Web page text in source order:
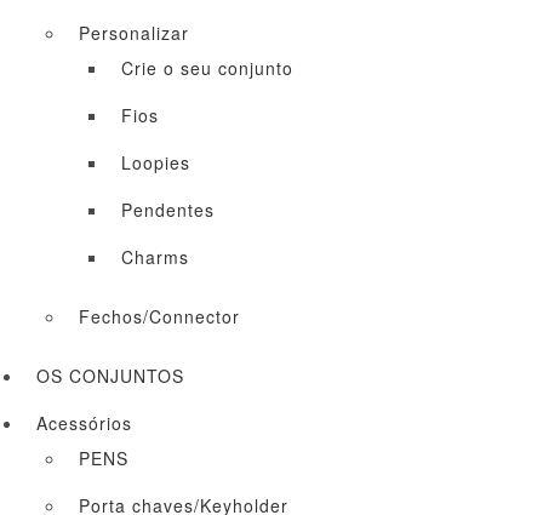
Personalizar
Crie o seu conjunto
Fios
Loopies
Pendentes
Charms
Fechos/Connector
OS CONJUNTOS
Acessórios
PENS
Porta chaves/Keyholder